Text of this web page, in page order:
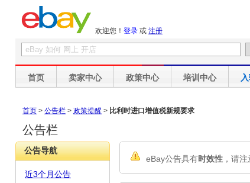
欢迎您！ 登录 或 注册
首页 卖家中心 政策中心 培训中心
首页 > 公告栏 > 政策提醒 > 比利时进口增值税新规要求
公告栏
公告导航
近3个月公告
eBay公告具有时效性，请注